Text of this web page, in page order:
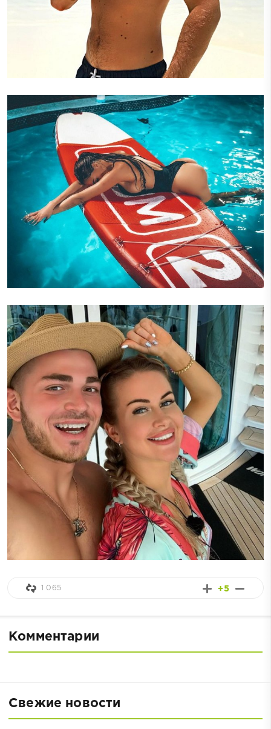
+5
1 065
Комментарии
Свежие новости